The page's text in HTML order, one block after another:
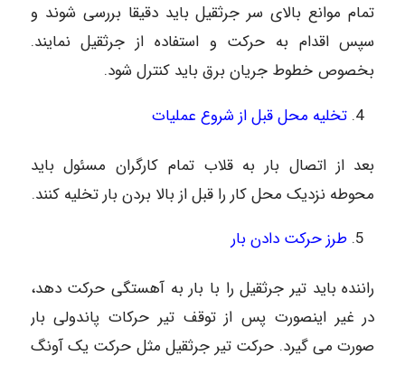
تمام موانع بالای سر جرثقیل باید دقیقا بررسی شوند و
سپس اقدام به حرکت و استفاده از جرثقیل نمایند.
بخصوص خطوط جریان برق باید کنترل شود.
تخلیه محل قبل از شروع عملیات
بعد از اتصال بار به قلاب تمام کارگران مسئول باید
محوطه نزدیک محل کار را قبل از بالا بردن بار تخلیه کنند.
طرز حرکت دادن بار
راننده باید تیر جرثقیل را با بار به آهستگی حرکت دهد،
در غیر اینصورت پس از توقف تیر حرکات پاندولی بار
صورت می گیرد. حرکت تیر جرثقیل مثل حرکت یک آونگ